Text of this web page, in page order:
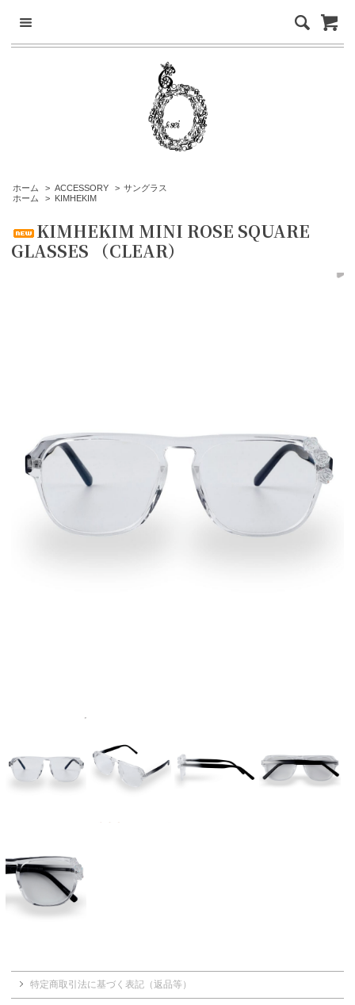
ホーム > ACCESSORY > サングラス
ホーム
> KIMHEKIM
KIMHEKIM MINI ROSE SQUARE
GLASSES （CLEAR）
特定商取引法に基づく表記（返品等）